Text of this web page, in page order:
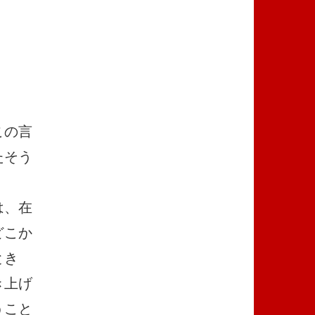
の言
う
在
こか
上げ
と